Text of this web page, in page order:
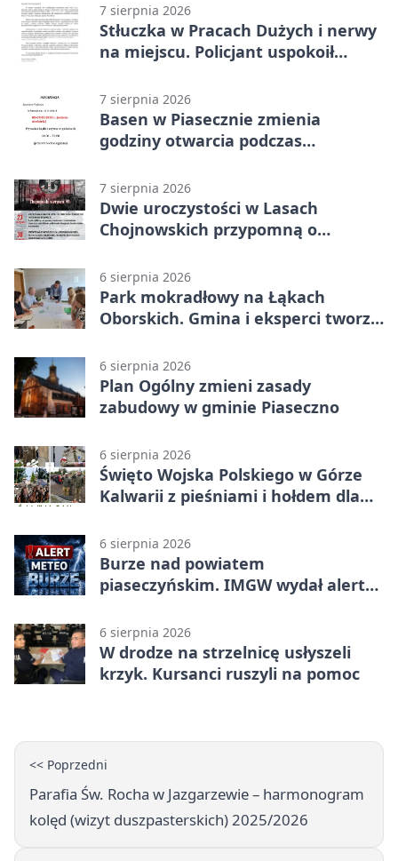
7 sierpnia 2026
Stłuczka w Pracach Dużych i nerwy
na miejscu. Policjant uspokoił
7 sierpnia 2026
Basen w Piasecznie zmienia
godziny otwarcia podczas
7 sierpnia 2026
Dwie uroczystości w Lasach
Chojnowskich przypomną o
6 sierpnia 2026
Park mokradłowy na Łąkach
Oborskich. Gmina i eksperci tworzą
6 sierpnia 2026
Plan Ogólny zmieni zasady
zabudowy w gminie Piaseczno
6 sierpnia 2026
Święto Wojska Polskiego w Górze
Kalwarii z pieśniami i hołdem dla
6 sierpnia 2026
Burze nad powiatem
piaseczyńskim. IMGW wydał alert
6 sierpnia 2026
W drodze na strzelnicę usłyszeli
krzyk. Kursanci ruszyli na pomoc
<< Poprzedni
Parafia Św. Rocha w Jazgarzewie – harmonogram
kolęd (wizyt duszpasterskich) 2025/2026